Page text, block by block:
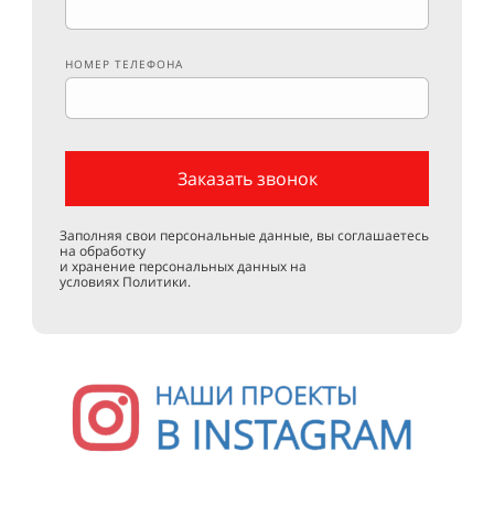
НОМЕР ТЕЛЕФОНА
Заказать звонок
Заполняя свои персональные данные, вы соглашаетесь
на обработку
и хранение персональных данных на
условиях Политики.